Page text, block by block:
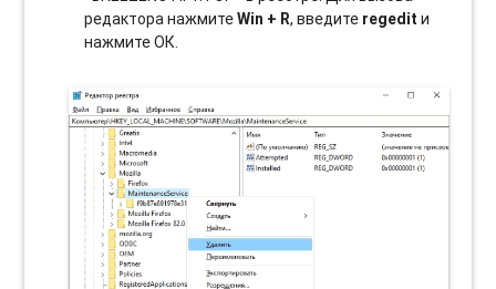
редактора нажмитеWin + R, введите regedit и
нажмите ОК.